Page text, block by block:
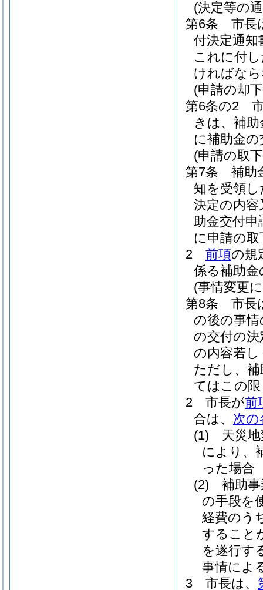
(決定等の
第6条
市長
付決定通知
これに付
ければな
(申請の却
第6条の2
きは、補
に補助金
(申請の取
第7条
補助
知を受領
決定の内
助金交付申
に申請の
2
前項の規
係る補助
(事情変更
第8条
市長
の後の事
の交付の
の内容若
ただし、
てはこの
2
市長が前
合は、 次の
(1)
天災
により、
った場合
(2)
補助
の手段を
経費のう
すること
を遂行す
事情によ
3
市長は、